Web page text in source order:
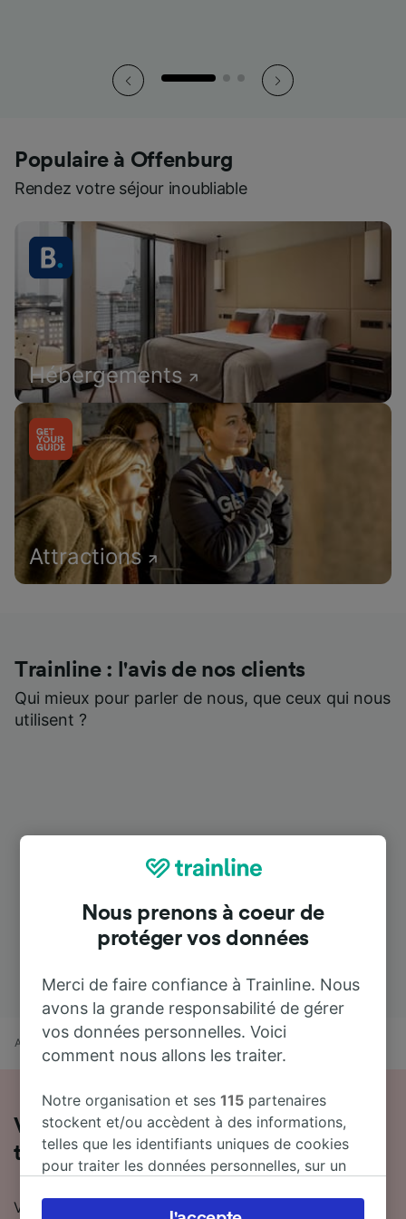
Populaire à Offenburg
Rendez votre séjour inoubliable
Hébergements
Attractions
Trainline : l'avis de nos clients
Qui mieux pour parler de nous, que ceux qui nous
utilisent ?
Accueil Horaires train Bar-le-Duc à Offenburg
Voyager de Bar-le-Duc à Offenburg en
train
Vous souhaitez en savoir plus sur le voyage en train
Nous prenons à coeur de
protéger vos données
Merci de faire confiance à Trainline. Nous
avons la grande responsabilité de gérer
vos données personnelles. Voici
comment nous allons les traiter.
Notre organisation et ses115 partenaires
stockent et/ou accèdent à des informations,
telles que les identifiants uniques de cookies
pour traiter les données personnelles, sur un
préférences, notamment en exerçant votre